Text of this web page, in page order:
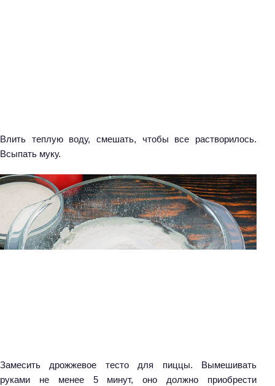
Влить теплую воду, смешать, чтобы все растворилось.
Всыпать муку.
Замесить дрожжевое тесто для пиццы. Вымешивать
руками не менее 5 минут, оно должно приобрести